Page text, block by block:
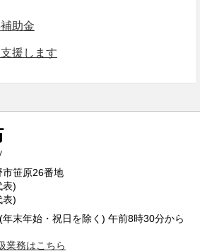
助金
援します
笹原26番地
表)
表)
末年始・祝日を除く) 午前8時30分から
業務はこちら